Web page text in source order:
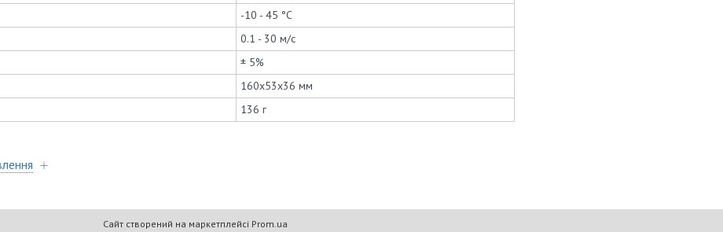
-10 - 45 °C
0.1 - 30 м/с
± 5%
160x53x36 мм
136 г
Сайт створений на маркетплейсі Prom.ua